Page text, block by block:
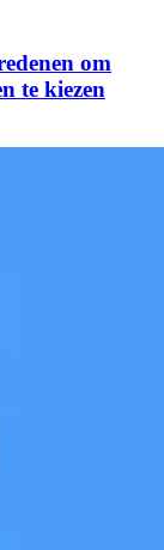
om
te kiezen